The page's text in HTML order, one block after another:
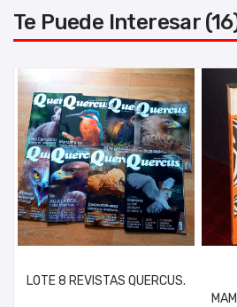
Te Puede Interesar
LOTE 8 REVISTAS QUERCUS.